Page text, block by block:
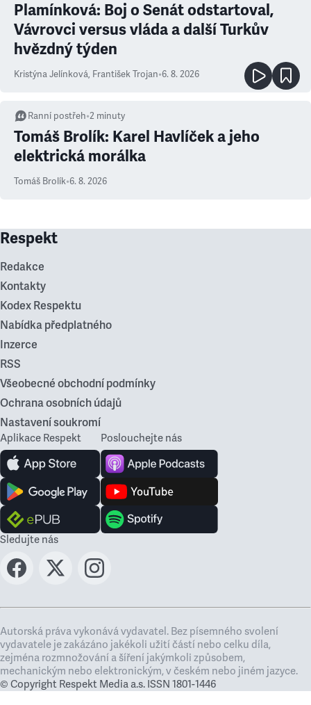
Plamínková: Boj o Senát odstartoval,
Vávrovci versus vláda a další Turkův
hvězdný týden
Kristýna Jelínková, František Trojan•6. 8. 2026
Ranní postřeh•2 minuty
Tomáš Brolík: Karel Havlíček a jeho
elektrická morálka
Tomáš Brolík•6. 8. 2026
Respekt
Redakce
Kontakty
Kodex Respektu
Nabídka předplatného
Inzerce
RSS
Všeobecné obchodní podmínky
Ochrana osobních údajů
Nastavení soukromí
Aplikace Respekt Poslouchejte nás
Sledujte nás
Autorská práva vykonává vydavatel. Bez písemného svolení
vydavatele je zakázáno jakékoli užití částí nebo celku díla,
zejména rozmnožování a šíření jakýmkoli způsobem,
mechanickým nebo elektronickým, v českém nebo jiném jazyce.
© Copyright Respekt Media a.s. ISSN 1801-1446